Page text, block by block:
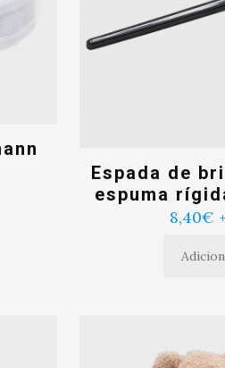
na
página
Espada de
espuma
8,40€